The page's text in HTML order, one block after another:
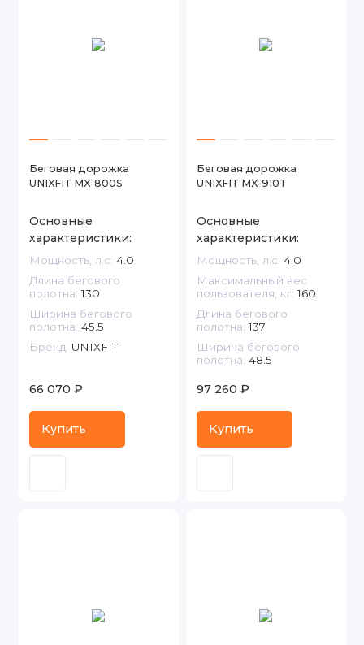
Беговая дорожка
UNIXFIT MX-800S
Основные
характеристики:
Мощность, л.с: 4.0
Длина бегового
полотна: 130
Ширина бегового
полотна: 45.5
Бренд: UNIXFIT
66 070 ₽
Купить
Беговая дорожка
UNIXFIT MX-910T
Основные
характеристики:
Мощность, л.с: 4.0
Максимальный вес
пользователя, кг: 160
Длина бегового
полотна: 137
Ширина бегового
полотна: 48.5
97 260 ₽
Купить